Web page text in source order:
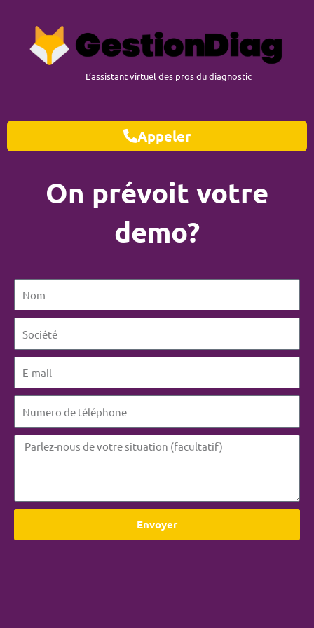
L’assistant virtuel des pros du diagnostic
Appeler
On prévoit votre
demo?
Envoyer